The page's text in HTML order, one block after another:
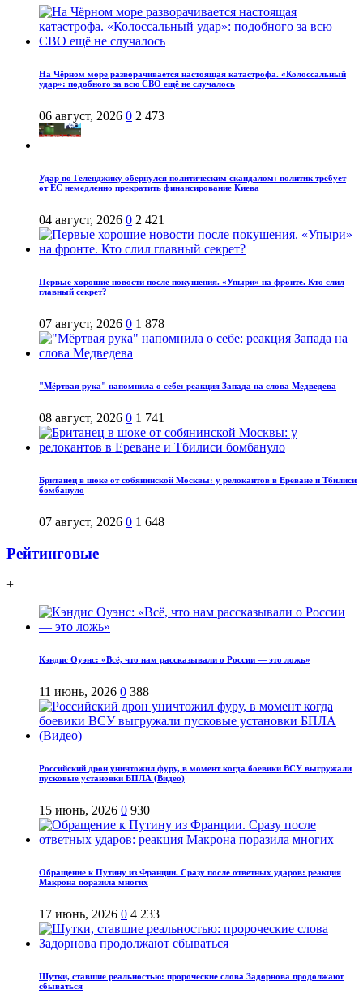
На Чёрном море разворачивается настоящая катастрофа. «Колоссальный
удар»: подобного за всю СВО ещё не случалось
06 август, 2026 0 2 473
Удар по Геленджику обернулся политическим скандалом: политик требует
от ЕС немедленно прекратить финансирование Киева
04 август, 2026 0 2 421
Первые хорошие новости после покушения. «Упыри» на фронте. Кто слил
главный секрет?
07 август, 2026 0 1 878
"Мёртвая рука" напомнила о себе: реакция Запада на слова Медведева
08 август, 2026 0 1 741
Британец в шоке от собянинской Москвы: у релокантов в Ереване и Тбилиси
бомбануло
07 август, 2026 0 1 648
Рейтинговые
+
Кэндис Оуэнс: «Всё, что нам рассказывали о России — это ложь»
11 июнь, 2026 0 388
Российский дрон уничтожил фуру, в момент когда боевики ВСУ выгружали
пусковые установки БПЛА (Видео)
15 июнь, 2026 0 930
Обращение к Путину из Франции. Сразу после ответных ударов: реакция
Макрона поразила многих
17 июнь, 2026 0 4 233
Шутки, ставшие реальностью: пророческие слова Задорнова продолжают
сбываться